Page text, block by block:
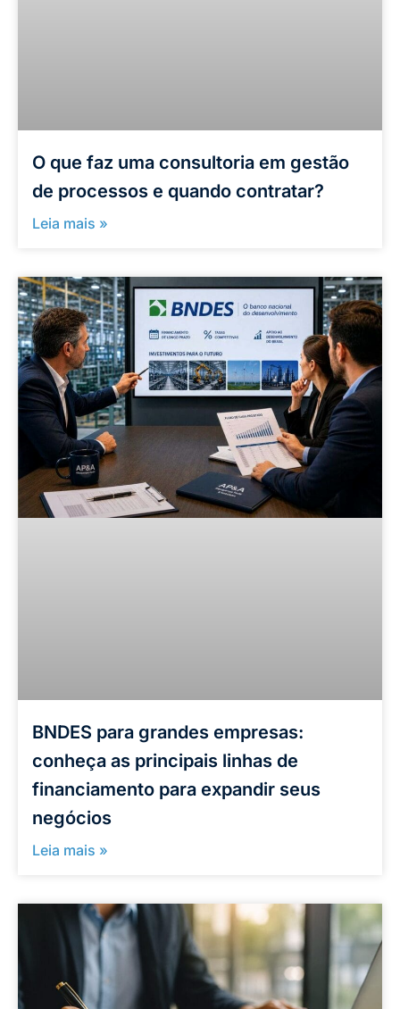
O que faz uma consultoria em gestão
de processos e quando contratar?
Leia mais »
BNDES para grandes empresas:
conheça as principais linhas de
financiamento para expandir seus
negócios
Leia mais »